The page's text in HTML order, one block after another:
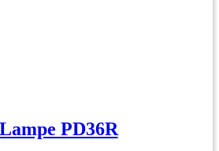
Lampe PD36R